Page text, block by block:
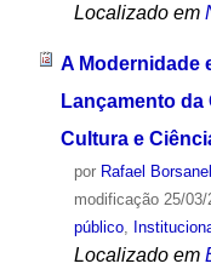
Localizado em
A Modernidade
Lançamento da
Cultura e
por Rafael
modificação25/03/
público,
Localizado em